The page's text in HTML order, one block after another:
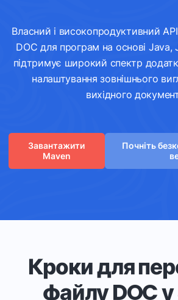
Власний і високопродуктивний
DOC для програм на основі Java,
підтримує широкий спектр
налаштування зовнішнього
вихідного
Завантажити
Maven
Почніть
Кроки для
файлу DOC